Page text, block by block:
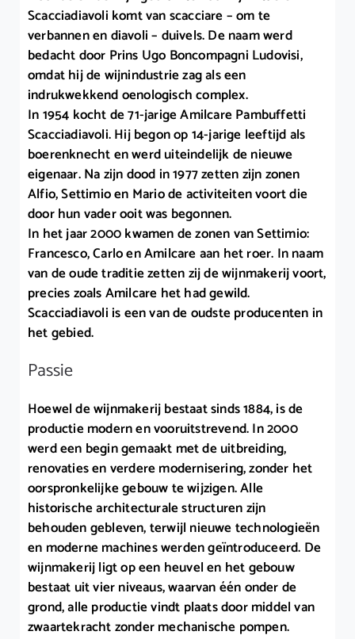
Scacciadiavoli komt van scacciare – om te
verbannen en diavoli – duivels. De naam werd
bedacht door Prins Ugo Boncompagni Ludovisi,
omdat hij de wijnindustrie zag als een
indrukwekkend oenologisch complex.
In 1954 kocht de 71-jarige Amilcare Pambuffetti
Scacciadiavoli. Hij begon op 14-jarige leeftijd als
boerenknecht en werd uiteindelijk de nieuwe
eigenaar. Na zijn dood in 1977 zetten zijn zonen
Alfio, Settimio en Mario de activiteiten voort die
door hun vader ooit was begonnen.
In het jaar 2000 kwamen de zonen van Settimio:
Francesco, Carlo en Amilcare aan het roer. In naam
van de oude traditie zetten zij de wijnmakerij voort,
precies zoals Amilcare het had gewild.
Scacciadiavoli is een van de oudste producenten in
het gebied.
Passie
Hoewel de wijnmakerij bestaat sinds 1884, is de
productie modern en vooruitstrevend. In 2000
werd een begin gemaakt met de uitbreiding,
renovaties en verdere modernisering, zonder het
oorspronkelijke gebouw te wijzigen. Alle
historische architecturale structuren zijn
behouden gebleven, terwijl nieuwe technologieën
en moderne machines werden geïntroduceerd. De
wijnmakerij ligt op een heuvel en het gebouw
bestaat uit vier niveaus, waarvan één onder de
grond, alle productie vindt plaats door middel van
zwaartekracht zonder mechanische pompen.